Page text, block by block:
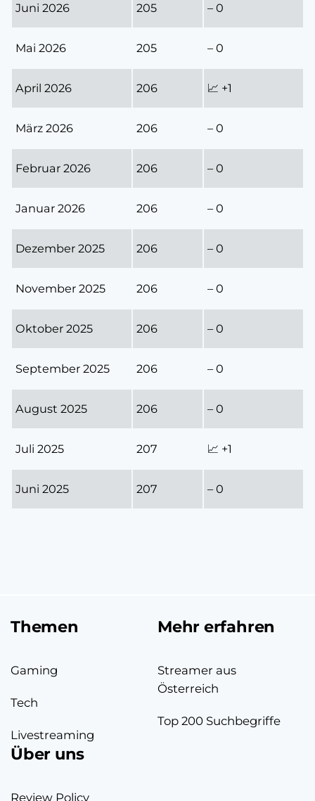
Juni 2026 205 – 0
Mai 2026 205 – 0
April 2026 206 📈 +1
März 2026 206 – 0
Februar 2026 206 – 0
Januar 2026 206 – 0
Dezember 2025 206 – 0
November 2025 206 – 0
Oktober 2025 206 – 0
September 2025 206 – 0
August 2025 206 – 0
Juli 2025 207 📈 +1
Juni 2025 207 – 0
Themen
Gaming
Tech
Livestreaming
Mehr erfahren
Streamer aus
Österreich
Top 200 Suchbegriffe
Über uns
Review Policy